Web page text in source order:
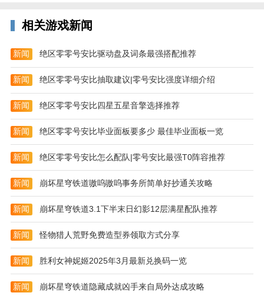
4、进入游戏点击设置把声音打开来体验游戏。
相关游戏新闻
新闻 绝区零零号安比驱动盘及词条最强搭配推荐
新闻 绝区零零号安比抽取建议|零号安比强度详细介绍
新闻 绝区零零号安比四星五星音擎选择推荐
新闻 绝区零零号安比毕业面板要多少 最佳毕业面板一览
新闻 绝区零零号安比怎么配队|零号安比最强T0阵容推荐
新闻 崩坏星穹铁道嗷呜嗷呜事务所简单好抄通关攻略
新闻 崩坏星穹铁道3.1下半末日幻影12层满星配队推荐
新闻 怪物猎人荒野免费造型券领取方式分享
新闻 胜利女神妮姬2025年3月最新兑换码一览
新闻 崩坏星穹铁道隐藏成就凶手来自局外达成攻略